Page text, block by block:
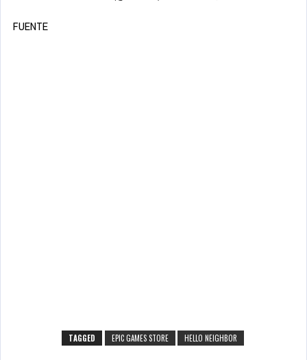
FUENTE
TAGGED EPIC GAMES STORE HELLO NEIGHBOR